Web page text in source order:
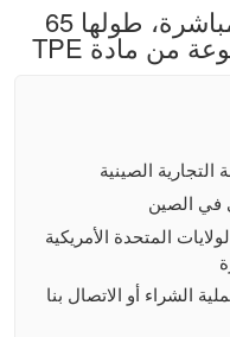
دمية D04002 من المصنع مباشرة، طولها 65
الصينية
المتحدة الأمريكية
الشراء أو الاتصال بنا